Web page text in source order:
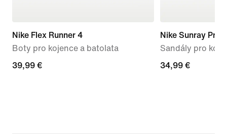
Nike Flex Runner 4
Boty pro kojence a batolata
39,99 €
39,99 €
Nike Sunray
Sandály pro
34,99 €
34,99 €